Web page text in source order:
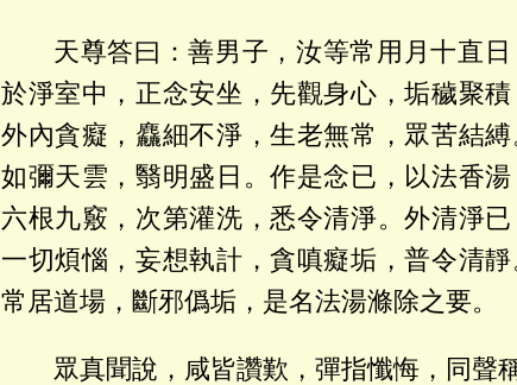
天尊答曰：善男子，汝等常用月十直日
於淨室中，正念安坐，先觀身心，垢穢聚積
外內貪癡，麤細不淨，生老無常，眾苦結縛
如彌天雲，翳明盛日。作是念已，以法香湯
六根九竅，次第灌洗，悉令清淨。外清淨
一切煩惱，妄想執計，貪嗔癡垢，普令清
常居道場，斷邪僞垢，是名法湯滌除之要。
眾真聞說，咸皆讚歎，彈指懺悔，同聲稱